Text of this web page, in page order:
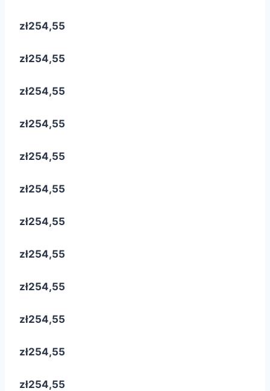
zł254,55
zł254,55
zł254,55
zł254,55
zł254,55
zł254,55
zł254,55
zł254,55
zł254,55
zł254,55
zł254,55
zł254,55